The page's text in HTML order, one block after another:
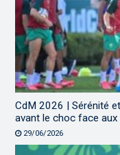
CdM 2026 | Sérénité
avant le choc face
29/06/2026